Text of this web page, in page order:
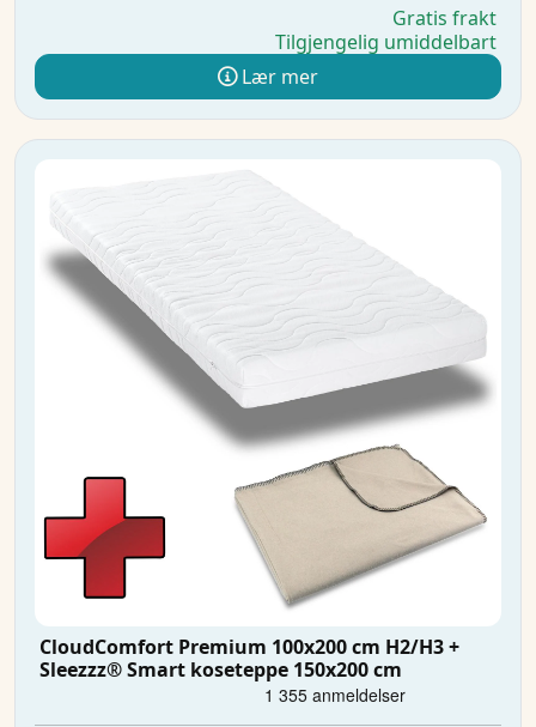
Gratis frakt
Tilgjengelig umiddelbart
Lær mer
CloudComfort Premium 100x200 cm H2/H3 +
Sleezzz® Smart koseteppe 150x200 cm